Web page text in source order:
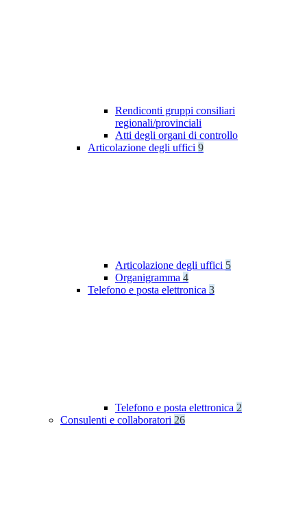
Rendiconti gruppi consiliari
regionali/provinciali
Atti degli organi di controllo
Articolazione degli uffici 9
Articolazione degli uffici 5
Organigramma 4
Telefono e posta elettronica 3
Telefono e posta elettronica 2
Consulenti e collaboratori 26